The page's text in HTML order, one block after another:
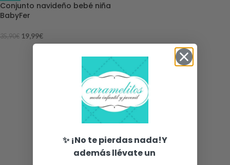
Conjunto navideño bebé niña
BabyFer
35,90€ 19,99€
✨ ¡No te pierdas nada!Y
además llévate un